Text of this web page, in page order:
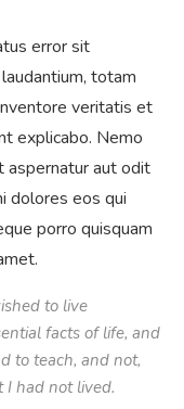
error sit
totam
veritatis et
explicabo. Nemo
aspernatur aut odit
dolores eos qui
porro quisquam
to live
facts of life, and
to teach, and not,
I had not lived.